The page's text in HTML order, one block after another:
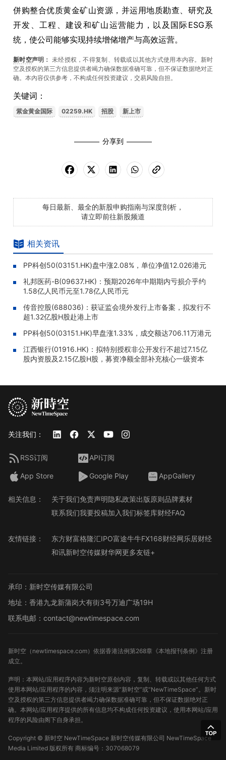
併购整合优质黄金矿山资源，并运用地质勘查、研究及
开发、工程、建设和矿山运营能力，以及国际ESG系
统，使公司能够实现持续增储增产与高效运营。
新时空声明： 未经授权，不得复制、转载或以其他方式使用本内容。新时
空及授权的第三方信息提供者竭力确保数据准确可靠，但不保证数据绝对正
确。本內容仅供参考，不构成任何投资建议，交易风险自担。
关键词：
紫金黄金国际 02259.HK 招股 新上市
分享到
每日最新、最全的新股申购指南与深度剖析，
请立即前往新股频道
相关资讯
PP科创50(03151.HK)盘中涨2.08%，单位净值12.026港元
礼邦医药-B(09637.HK)：预期2026年中期期内亏损介乎约
1.58亿人民币元至1.78亿人民币元
传音控股(688036)：获证监会境外发行上市备案，拟发行不
超1.32亿股H股赴港上市
PP科创50(03151.HK)早盘涨1.33%，成交额达706.11万港元
江西银行(01916.HK)：拟特别授权非公开发行不超过7.15亿
股内资股及2.15亿股H股，募资净额全部补充核心一级资本
关注我们：
RSS订阅 API订阅
App Store Google Play AppGallery
相关信息： 关于我们免责声明隐私政策出版原则品牌素材
联系我们我要投稿加入我们标签库财经FAQ
友情链接： 东方财富格隆汇IPO富途牛牛FX168财经网乐居财经
和讯新时空传媒财华网更多友链+
承印：新时空传媒有限公司
地址：香港九龙新蒲岗大有街3号万迪广场19H
联系电邮：contact@newtimespace.com
新时空（ newtimespace.com）依据香港法例第268章《本地报刊条例》注册
成立。
声明：本网站/应用程序内容为新时空原创内容，复制、转载或以其他任何方式
使用本网站/应用程序的内容，须注明来源“新时空”或“NewTimeSpace”。新时
空及授权的第三方信息提供者竭力确保数据准确可靠，但不保证数据绝对正
确。本网站/应用程序提供的所有信息均不构成任何投资建议，使用本网站/应用
程序的风险由阁下自身承担。
Copyright © 新时空 NewTimeSpace 新时空传媒有限公司 NewTimeSpace
Media Limited 版权所有 商标编号：307068079